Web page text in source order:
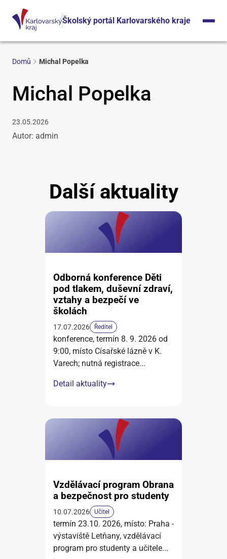
Školský portál Karlovarského kraje
Domů Michal Popelka
Michal Popelka
23.05.2026
Autor: admin
Další aktuality
Odborná konference Děti
pod tlakem, duševní zdraví,
vztahy a bezpečí ve
školách
17.07.2026 Ředitel
konference, termín 8. 9. 2026 od
9:00, místo Císařské lázně v K.
Varech; nutná registrace...
Detail aktuality
Vzdělávací program Obrana
a bezpečnost pro studenty
10.07.2026 Učitel
termín 23.10. 2026, místo: Praha -
výstaviště Letňany, vzdělávací
program pro studenty a učitele...